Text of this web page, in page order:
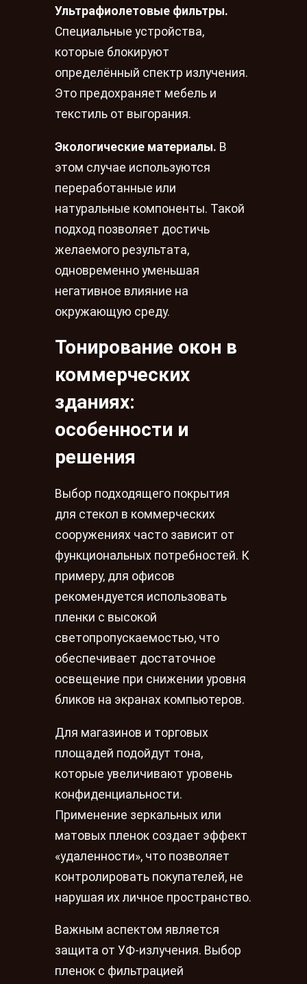
Ультрафиолетовые фильтры.
Специальные устройства,
которые блокируют
определённый спектр излучения.
Это предохраняет мебель и
текстиль от выгорания.
Экологические материалы. В
этом случае используются
переработанные или
натуральные компоненты. Такой
подход позволяет достичь
желаемого результата,
одновременно уменьшая
негативное влияние на
окружающую среду.
Тонирование окон в
коммерческих
зданиях:
особенности и
решения
Выбор подходящего покрытия
для стекол в коммерческих
сооружениях часто зависит от
функциональных потребностей. К
примеру, для офисов
рекомендуется использовать
пленки с высокой
светопропускаемостью, что
обеспечивает достаточное
освещение при снижении уровня
бликов на экранах компьютеров.
Для магазинов и торговых
площадей подойдут тона,
которые увеличивают уровень
конфиденциальности.
Применение зеркальных или
матовых пленок создает эффект
«удаленности», что позволяет
контролировать покупателей, не
нарушая их личное пространство.
Важным аспектом является
защита от УФ-излучения. Выбор
пленок с фильтрацией